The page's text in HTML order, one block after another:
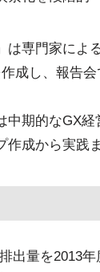
は専門家に
成し、報告会
中期的なGX
成から実践
出量を2013